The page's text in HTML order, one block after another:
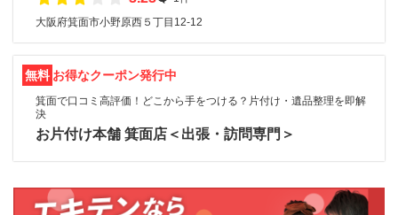
大阪府箕面市小野原西５丁目12-12
無料 お得なクーポン発行中
箕面で口コミ高評価！どこから手をつける？片付け・遺品整理を即解
決
お片付け本舗 箕面店＜出張・訪問専門＞